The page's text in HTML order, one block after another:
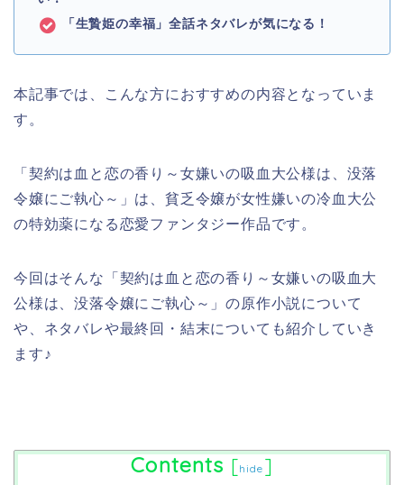
「生贄姫の幸福」全話ネタバレが気になる！
本記事では、こんな方におすすめの内容となっていま
す。
「契約は血と恋の香り～女嫌いの吸血大公様は、没落
令嬢にご執心～」は、貧乏令嬢が女性嫌いの冷血大公
の特効薬になる恋愛ファンタジー作品です。
今回はそんな「契約は血と恋の香り～女嫌いの吸血大
公様は、没落令嬢にご執心～」の原作小説について
や、ネタバレや最終回・結末についても紹介していき
ます♪
Contents [hide ]